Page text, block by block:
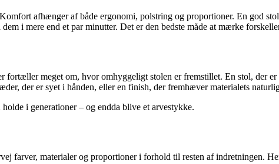
afhænger af både ergonomi, polstring og proportioner. En god
i mere end et par minutter. Det er den bedste måde at mærke
meget om, hvor omhyggeligt stolen er fremstillet. En stol, der
der er syet i hånden, eller en finish, der fremhæver materialets
i generationer – og endda blive et arvestykke.
farver, materialer og proportioner i forhold til resten af indretningen.